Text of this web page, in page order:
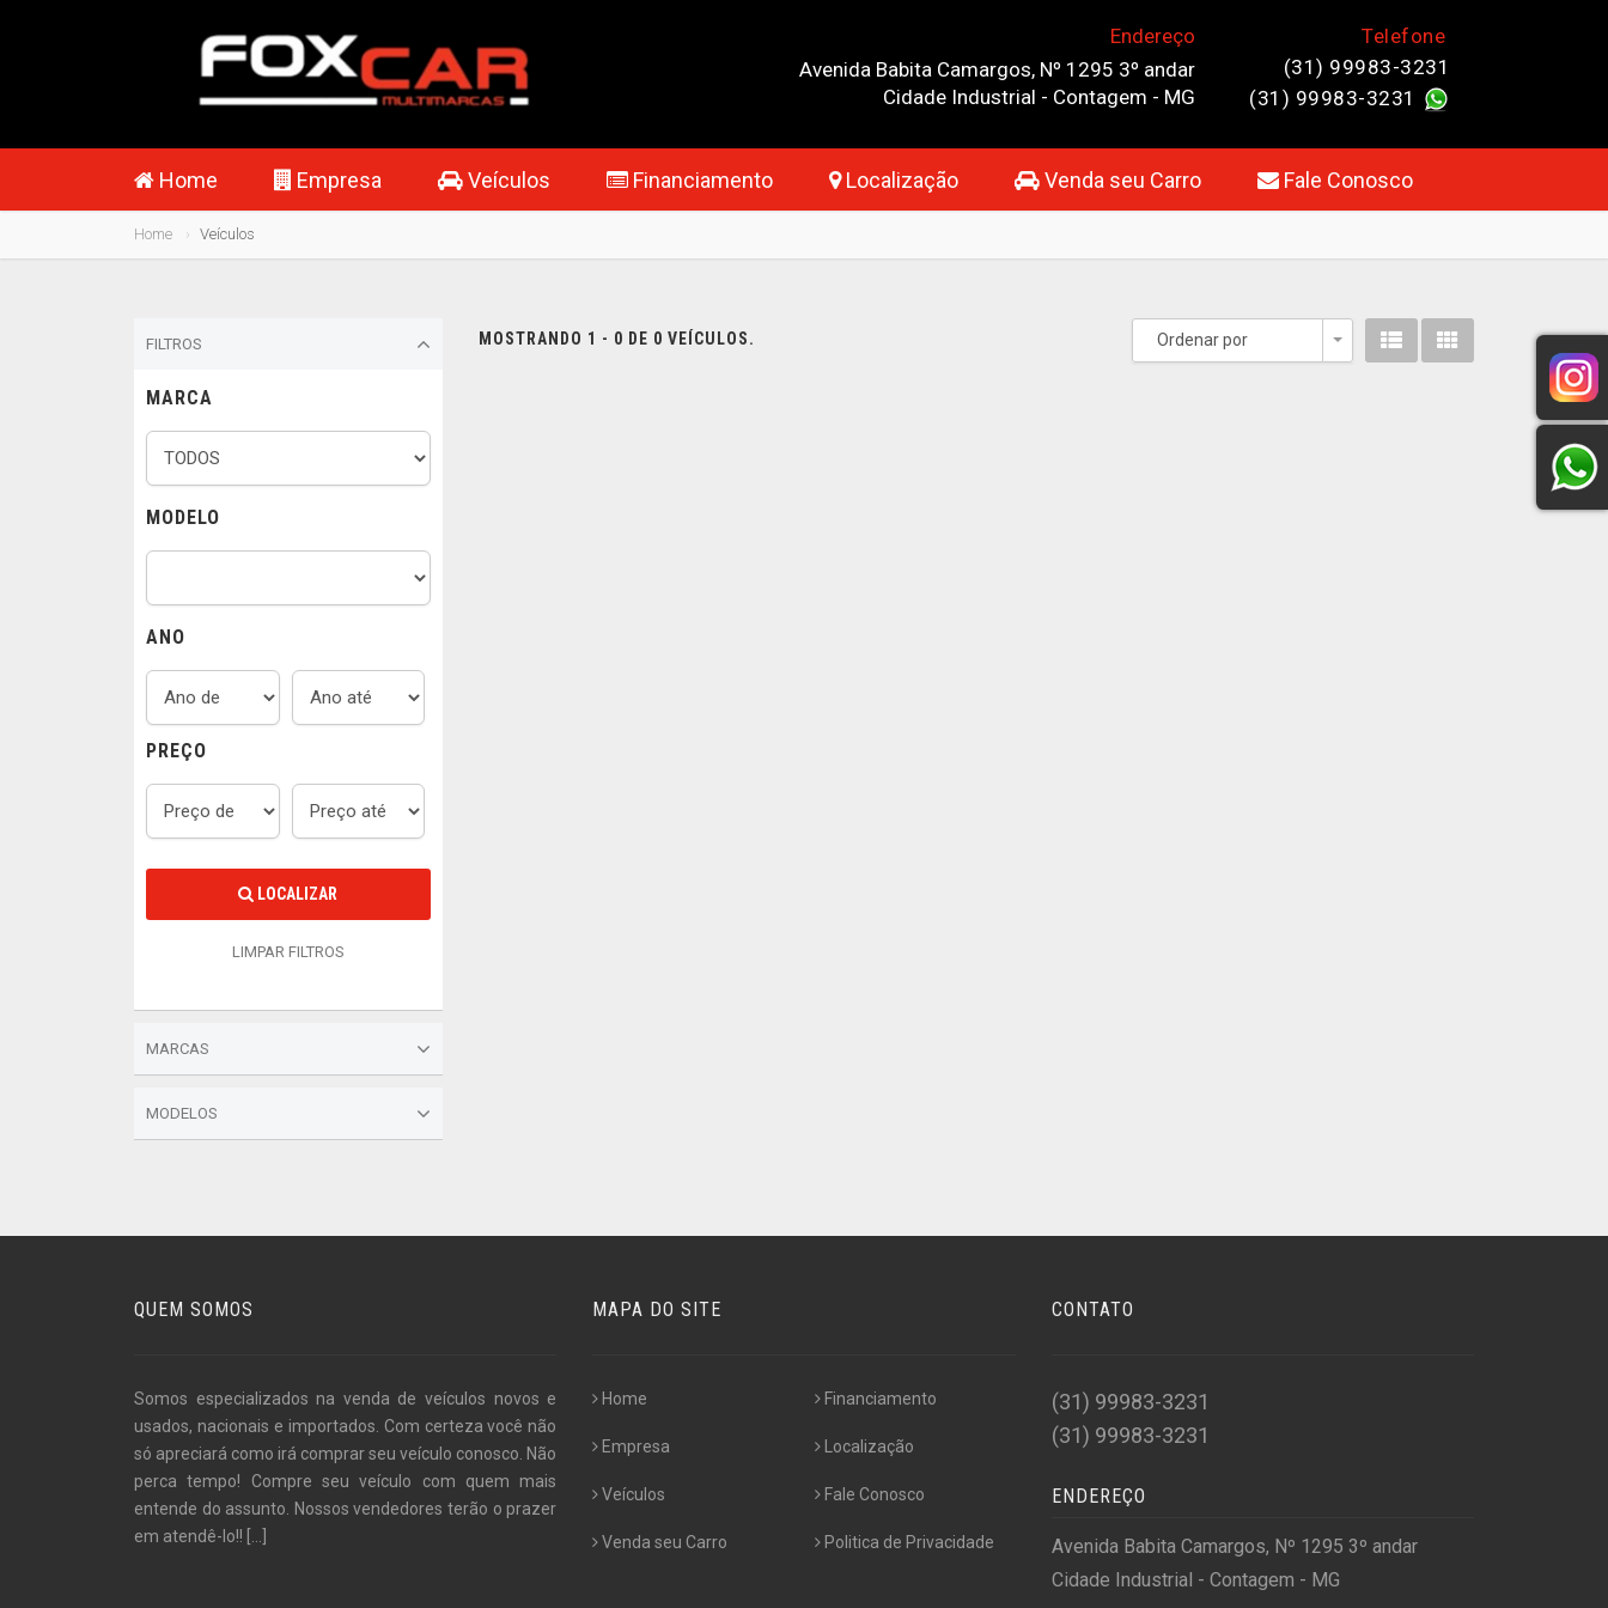
Telefone
(31) 99983-3231
(31) 99983-3231
Endereço
Avenida Babita Camargos, Nº 1295 3º andar
Cidade Industrial - Contagem - MG
Home Empresa Veículos Financiamento Localização Venda seu Carro Fale Conosco
Home Veículos
FILTROS
MARCA
MODELO
ANO
PREÇO
LOCALIZAR
LIMPAR FILTROS
MARCAS
MODELOS
MOSTRANDO 1 - 0 DE 0 VEÍCULOS. Ordenar por
Toggle Dropdown
QUEM SOMOS
Somos especializados na venda de veículos novos e
usados, nacionais e importados. Com certeza você não
só apreciará como irá comprar seu veículo conosco. Não
perca tempo! Compre seu veículo com quem mais
entende do assunto. Nossos vendedores terão o prazer
em atendê-lo!!
MAPA DO SITE
Home
Empresa
Veículos
Venda seu Carro
Financiamento
Localização
Fale Conosco
Politica de Privacidade
CONTATO
(31) 99983-3231
(31) 99983-3231
ENDEREÇO
Avenida Babita Camargos, Nº 1295 3º andar
Cidade Industrial - Contagem - MG